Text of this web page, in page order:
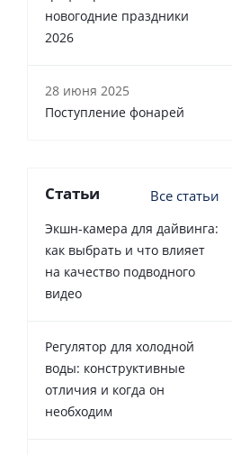
новогодние праздники
2026
28 июня 2025
Поступление фонарей
Статьи Все статьи
Экшн-камера для дайвинга:
как выбрать и что влияет
на качество подводного
видео
Регулятор для холодной
воды: конструктивные
отличия и когда он
необходим